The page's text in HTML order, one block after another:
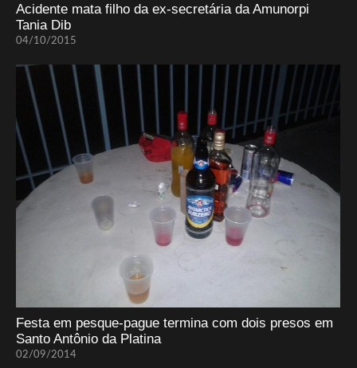
Acidente mata filho da ex-secretária da Amunorpi
Tania Dib
04/10/2015
Festa em pesque-pague termina com dois presos em
Santo Antônio da Platina
02/09/2014